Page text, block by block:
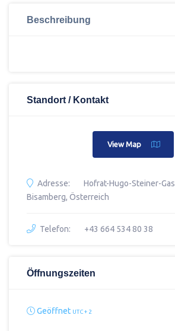
Beschreibung
Standort / Kontakt
View Map
Adresse:
Hofrat-Hugo-Steiner-
Bisamberg, Österreich
Telefon: +43 664 534 80 38
Öffnungszeiten
Geöffnet UTC + 2